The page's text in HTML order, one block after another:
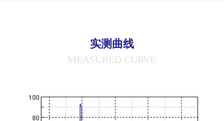
实测曲线
MEASURED CURVE